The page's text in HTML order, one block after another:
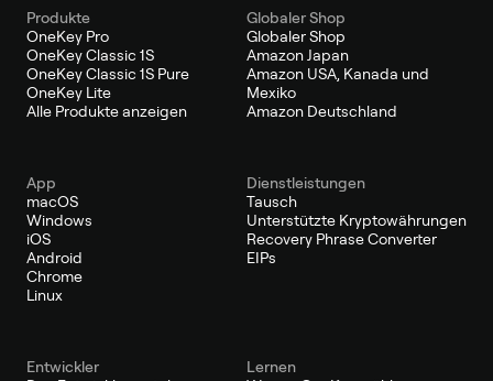
Produkte
OneKey Pro
OneKey Classic 1S
OneKey Classic 1S Pure
OneKey Lite
Alle Produkte anzeigen
Globaler Shop
Globaler Shop
Amazon Japan
Amazon USA, Kanada und
Mexiko
Amazon Deutschland
App
macOS
Windows
iOS
Android
Chrome
Linux
Dienstleistungen
Tausch
Unterstützte Kryptowährungen
Recovery Phrase Converter
EIPs
Entwickler
Lernen